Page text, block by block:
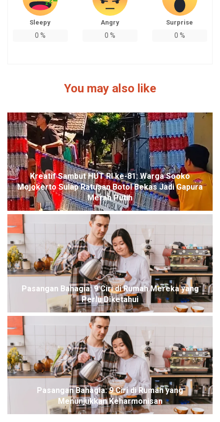
Sleepy
0 %
Angry
0 %
Surprise
0 %
You may also like
Kreatif Sambut HUT RI ke-81: Warga Sooko
Mojokerto Sulap Ratusan Botol Bekas Jadi Gapura
Merah Putih
Pasangan Bahagia: 9 Ciri di Rumah Mereka yang
Perlu Diketahui
Pasangan Bahagia: 9 Ciri di Rumah yang
Menunjukkan Keharmonisan